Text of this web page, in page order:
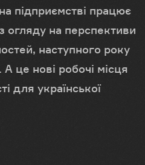
підприємстві працює
з огляду на перспективи
наступного року
це нові робочі місця
для української